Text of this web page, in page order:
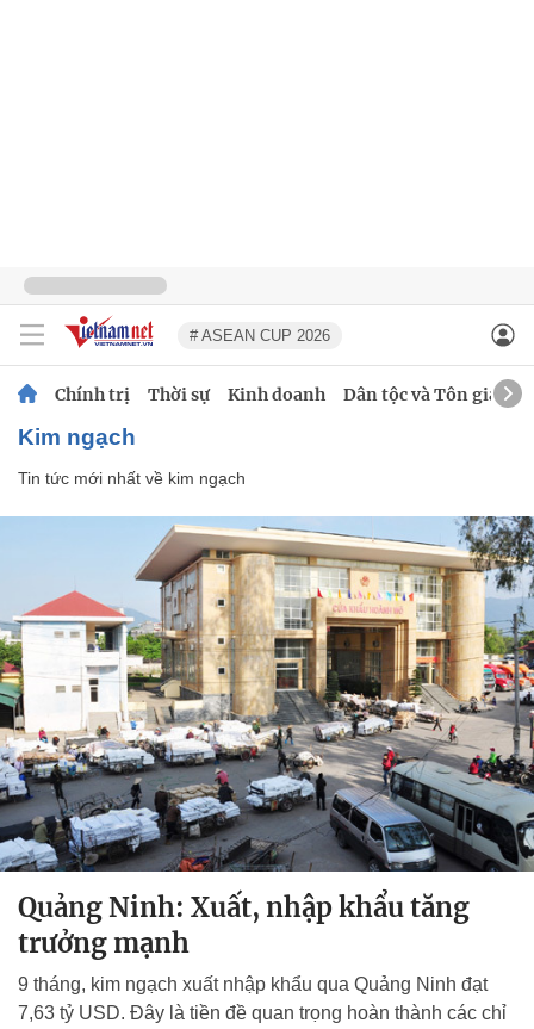
# ASEAN CUP 2026
Chính trị Thời sự Kinh doanh Dân tộc và Tôn giáo
kim ngạch
Tin tức mới nhất về kim ngạch
Quảng Ninh: Xuất, nhập khẩu tăng
trưởng mạnh
9 tháng, kim ngạch xuất nhập khẩu qua Quảng Ninh đạt
7,63 tỷ USD. Đây là tiền đề quan trọng hoàn thành các chỉ